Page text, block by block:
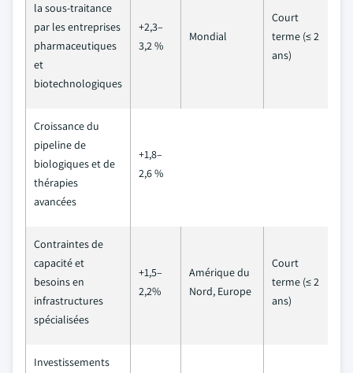
la sous-traitance
par les entreprises
pharmaceutiques
et
biotechnologiques
+2,3–
3,2 %
Mondial
Court
terme (≤ 2
ans)
Croissance du
pipeline de
biologiques et de
thérapies
avancées
+1,8–
2,6 %
Contraintes de
capacité et
besoins en
infrastructures
spécialisées
+1,5–
2,2%
Amérique du
Nord, Europe
Court
terme (≤ 2
ans)
Investissements